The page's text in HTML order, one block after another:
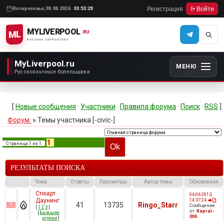
Воскресенье, 09.08.2026 03:53:29 Регистрация Войти
ML MYLIVERPOOL
RUSSIAN SUPPORTERS
.RU
MyLiverpool.ru
Русскоязычные болельщики
МЕНЮ
[ Новые сообщения · Участники · Правила форума · Поиск · RSS
Форум. » Темы участника [-civic-]
Страница 1 из 1 1
РЕЗУЛЬТАТЫ ПОИСКА
Тема Ответы Просмотры Автор темы Обновления
Стюарт
Даунинг
[1 2 3]
[Бывшие
игроки ]
41 13735 Ringo_Starr
06.06.2013,
14:37:24
Сообщение
от:Kapral-
006